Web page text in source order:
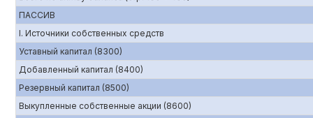
ПАССИВ
I. Источники собственных средств
Уставный капитал (8300)
Добавленный капитал (8400)
Резервный капитал (8500)
Выкупленные собственные акции (8600)